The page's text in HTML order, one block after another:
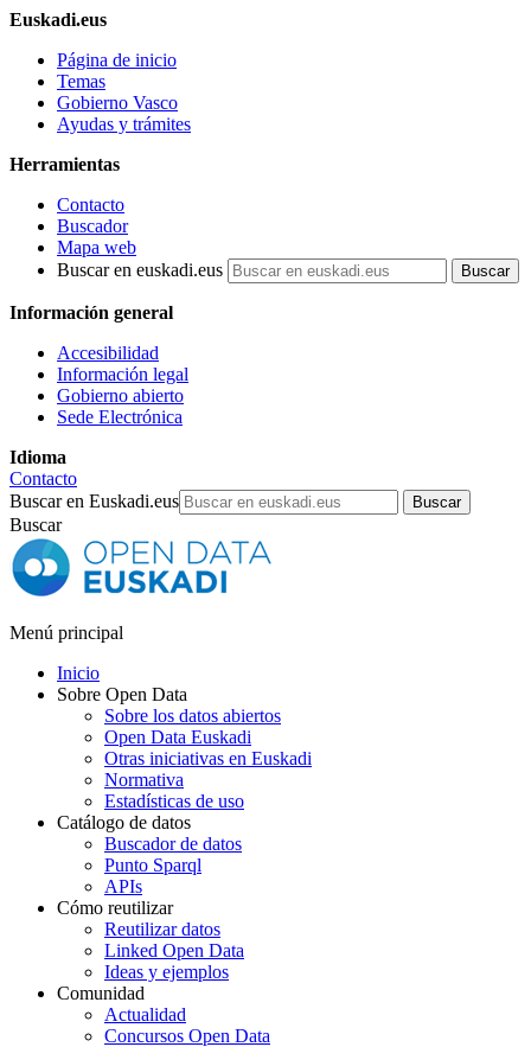
Euskadi.eus
Página de inicio
Temas
Gobierno Vasco
Ayudas y trámites
Herramientas
Contacto
Buscador
Mapa web
Buscar en euskadi.eus
Información general
Accesibilidad
Información legal
Gobierno abierto
Sede Electrónica
Idioma
Contacto
Buscar en Euskadi.eus
Buscar
Menú principal
Inicio
Sobre Open Data
Sobre los datos abiertos
Open Data Euskadi
Otras iniciativas en Euskadi
Normativa
Estadísticas de uso
Catálogo de datos
Buscador de datos
Punto Sparql
APIs
Cómo reutilizar
Reutilizar datos
Linked Open Data
Ideas y ejemplos
Comunidad
Actualidad
Concursos Open Data